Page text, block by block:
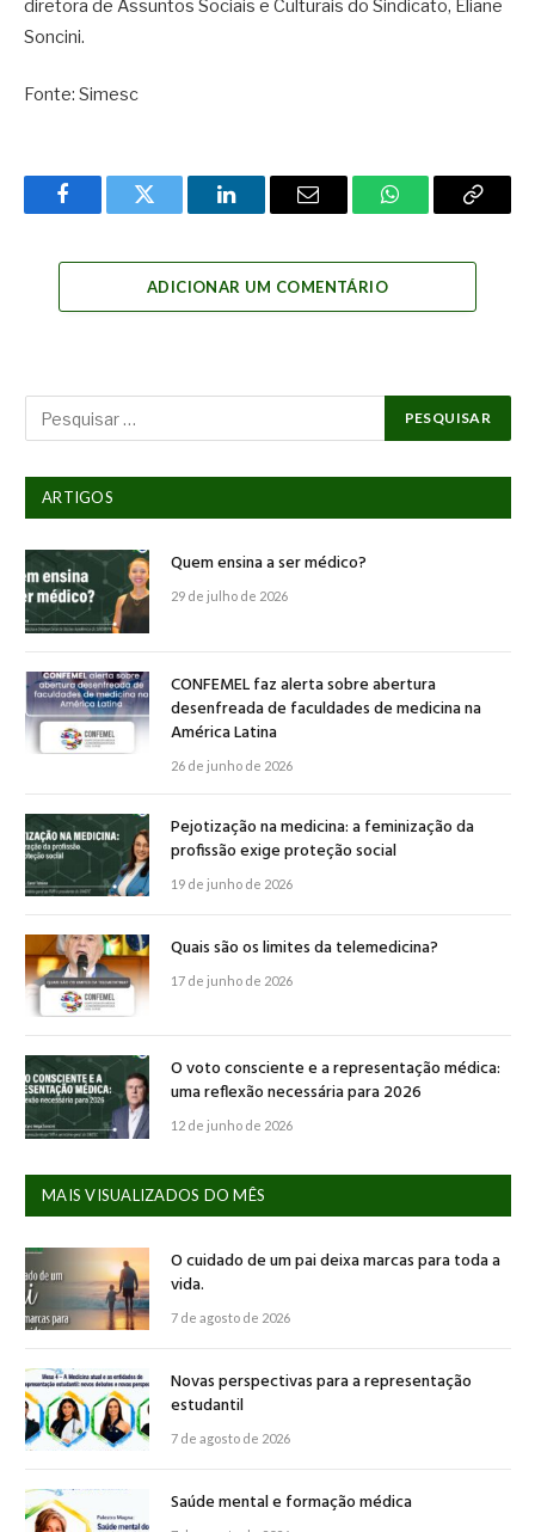
diretora de Assuntos Sociais e Culturais do Sindicato, Eliane
Soncini.
Fonte: Simesc
FacebookTwitter LinkedInEmail WhatsAppCopy
ADICIONAR UM COMENTÁRIO
ARTIGOS
Quem ensina a ser médico?
29 de julho de 2026
CONFEMEL faz alerta sobre abertura
desenfreada de faculdades de medicina na
América Latina
26 de junho de 2026
Pejotização na medicina: a feminização da
profissão exige proteção social
19 de junho de 2026
Quais são os limites da telemedicina?
17 de junho de 2026
O voto consciente e a representação médica:
uma reflexão necessária para 2026
12 de junho de 2026
MAIS VISUALIZADOS DO MÊS
O cuidado de um pai deixa marcas para toda a
vida.
7 de agosto de 2026
Novas perspectivas para a representação
estudantil
7 de agosto de 2026
Saúde mental e formação médica